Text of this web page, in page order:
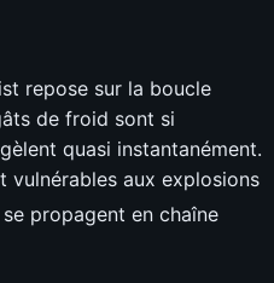
repose sur la boucle
de froid sont si
quasi instantanément.
vulnérables aux explosions
propagent en chaîne